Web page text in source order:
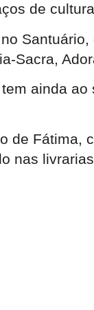
de
Sacra,
ainda
de
nas